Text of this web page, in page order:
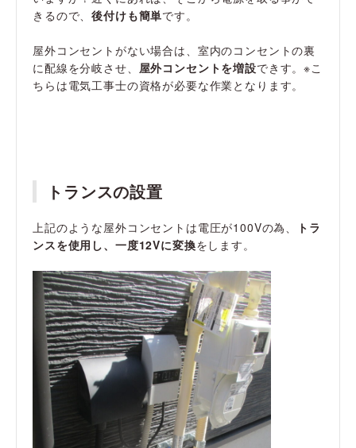
きるので、後付けも簡単です。
屋外コンセントがない場合は、室内のコンセントの裏
に配線を分岐させ、 屋外コンセントを増設できす。※こ
ちらは電気工事士の資格が必要な作業となります。
トランスの設置
上記のような屋外コンセントは電圧が100Vの為、
トラ
ンスを使用し、一度12Vに変換をします。